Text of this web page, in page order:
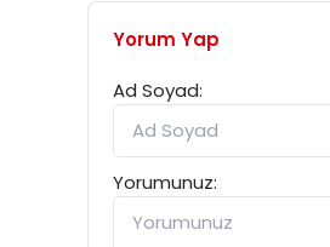
Yorum Yap
Ad Soyad:
Yorumunuz: